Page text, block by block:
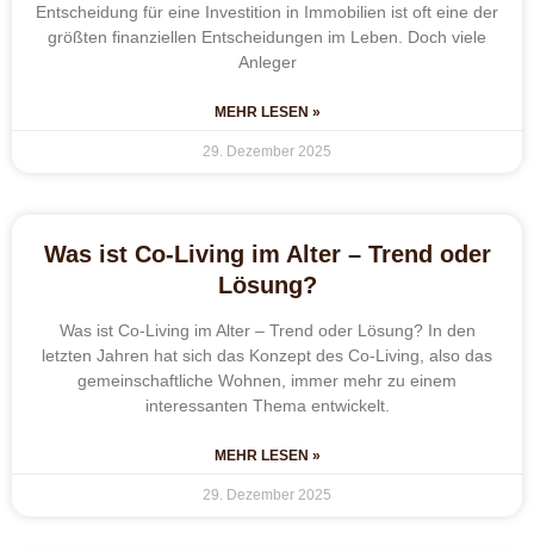
Entscheidung für eine Investition in Immobilien ist oft eine der
größten finanziellen Entscheidungen im Leben. Doch viele
Anleger
MEHR LESEN »
29. Dezember 2025
Was ist Co-Living im Alter – Trend oder
Lösung?
Was ist Co-Living im Alter – Trend oder Lösung? In den
letzten Jahren hat sich das Konzept des Co-Living, also das
gemeinschaftliche Wohnen, immer mehr zu einem
interessanten Thema entwickelt.
MEHR LESEN »
29. Dezember 2025